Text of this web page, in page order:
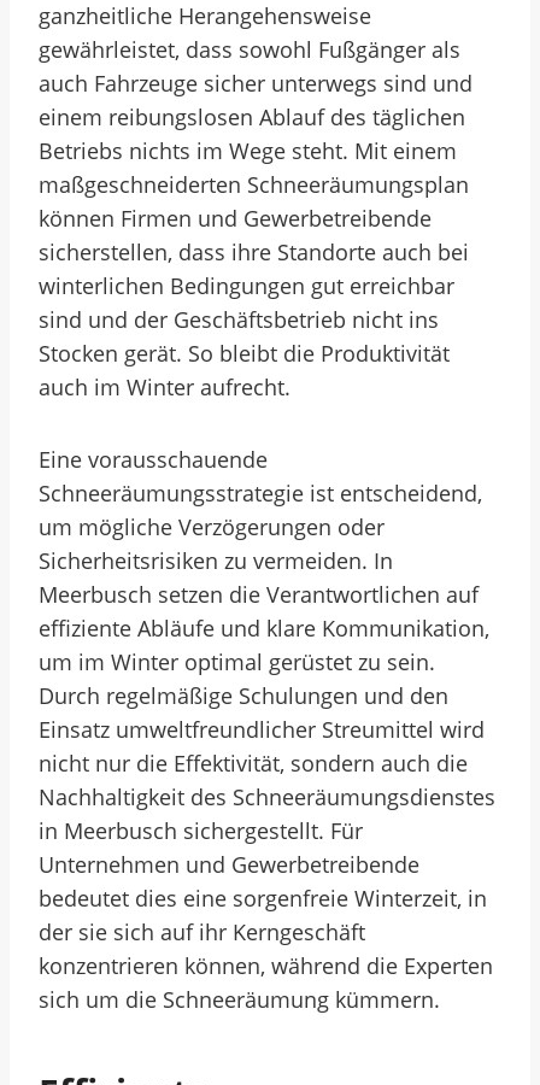
ganzheitliche Herangehensweise
gewährleistet, dass sowohl Fußgänger als
auch Fahrzeuge sicher unterwegs sind und
einem reibungslosen Ablauf des täglichen
Betriebs nichts im Wege steht. Mit einem
maßgeschneiderten Schneeräumungsplan
können Firmen und Gewerbetreibende
sicherstellen, dass ihre Standorte auch bei
winterlichen Bedingungen gut erreichbar
sind und der Geschäftsbetrieb nicht ins
Stocken gerät. So bleibt die Produktivität
auch im Winter aufrecht.
Eine vorausschauende
Schneeräumungsstrategie ist entscheidend,
um mögliche Verzögerungen oder
Sicherheitsrisiken zu vermeiden. In
Meerbusch setzen die Verantwortlichen auf
effiziente Abläufe und klare Kommunikation,
um im Winter optimal gerüstet zu sein.
Durch regelmäßige Schulungen und den
Einsatz umweltfreundlicher Streumittel wird
nicht nur die Effektivität, sondern auch die
Nachhaltigkeit des Schneeräumungsdienstes
in Meerbusch sichergestellt. Für
Unternehmen und Gewerbetreibende
bedeutet dies eine sorgenfreie Winterzeit, in
der sie sich auf ihr Kerngeschäft
konzentrieren können, während die Experten
sich um die Schneeräumung kümmern.